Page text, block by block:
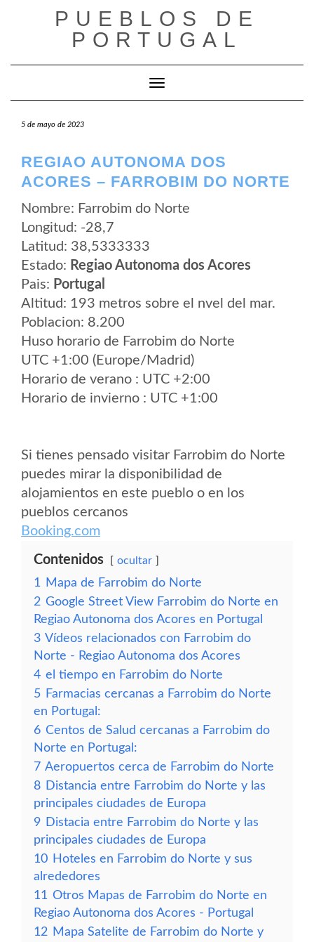
PUEBLOS DE
PORTUGAL
Cambiar modo de navegación
5 de mayo de 2023
REGIAO AUTONOMA DOS
ACORES – FARROBIM DO NORTE
Nombre: Farrobim do Norte
Longitud: -28,7
Latitud: 38,5333333
Estado: Regiao Autonoma dos Acores
Pais: Portugal
Altitud: 193 metros sobre el nvel del mar.
Poblacion: 8.200
Huso horario de Farrobim do Norte
UTC +1:00 (Europe/Madrid)
Horario de verano : UTC +2:00
Horario de invierno : UTC +1:00
Si tienes pensado visitar Farrobim do Norte
puedes mirar la disponibilidad de
alojamientos en este pueblo o en los
pueblos cercanos
Booking.com
Contenidos ocultar
1
Mapa de Farrobim do Norte
2 Google Street View Farrobim do Norte en
Regiao Autonoma dos Acores en Portugal
3 Vídeos relacionados con Farrobim do
Norte - Regiao Autonoma dos Acores
4 el tiempo en Farrobim do Norte
5 Farmacias cercanas a Farrobim do Norte
en Portugal:
6 Centos de Salud cercanas a Farrobim do
Norte en Portugal:
7 Aeropuertos cerca de Farrobim do Norte
8 Distancia entre Farrobim do Norte y las
principales ciudades de Europa
9 Distacia entre Farrobim do Norte y las
principales ciudades de Europa
10 Hoteles en Farrobim do Norte y sus
alrededores
11 Otros Mapas de Farrobim do Norte en
Regiao Autonoma dos Acores - Portugal
12 Mapa Satelite de Farrobim do Norte y